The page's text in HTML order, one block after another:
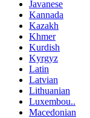
Javanese
Kannada
Kazakh
Khmer
Kurdish
Kyrgyz
Latin
Latvian
Lithuanian
Luxembou..
Macedonian